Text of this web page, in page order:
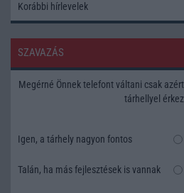
Korábbi hírlevelek
SZAVAZÁS
Megérné Önnek telefont váltani csak
tárhellyel
Igen, a tárhely nagyon fontos
Talán, ha más fejlesztések is vannak